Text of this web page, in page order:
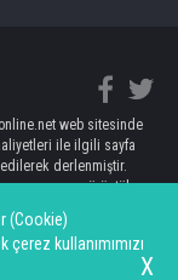
(Cookie)
kullanımımızı
X
web sitesinde
ile ilgili sayfa
derlenmiştir.
yorum ve görüntüler
Burada yer alan bilgi ve
doğrudan ve/veya